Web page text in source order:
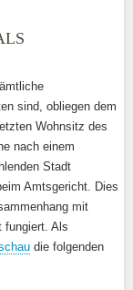
sind, obliegen dem
Wohnsitz des
nach einem
Stadt
Amtsgericht. Dies
mit
fungiert. Als
die folgenden